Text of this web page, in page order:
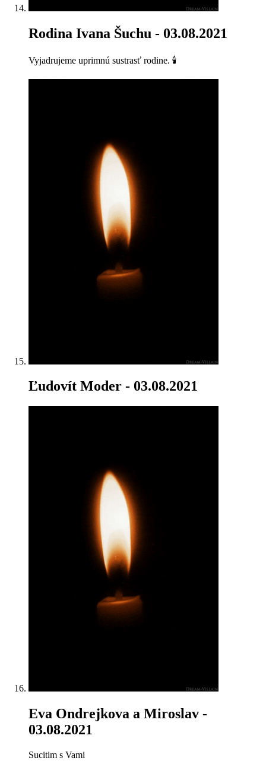
Rodina Ivana Šuchu - 03.08.2021
Vyjadrujeme uprimnú sustrasť rodine. 🕯️
Ľudovít Moder - 03.08.2021
Eva Ondrejkova a Miroslav -
03.08.2021
Sucitim s Vami